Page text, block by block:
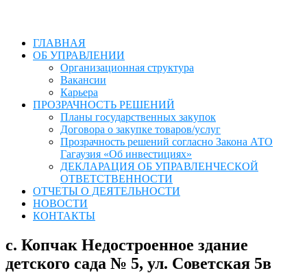
ГЛАВНАЯ
ОБ УПРАВЛЕНИИ
Организационная структура
Вакансии
Карьера
ПРОЗРАЧНОСТЬ РЕШЕНИЙ
Планы государственных закупок
Договора о закупке товаров/услуг
Прозрачность решений согласно Закона АТО
Гагаузия «Об инвестициях»
ДЕКЛАРАЦИЯ ОБ УПРАВЛЕНЧЕСКОЙ
ОТВЕТСТВЕННОСТИ
ОТЧЕТЫ О ДЕЯТЕЛЬНОСТИ
НОВОСТИ
КОНТАКТЫ
с. Копчак Недостроенное здание
детского сада № 5, ул. Советская 5в